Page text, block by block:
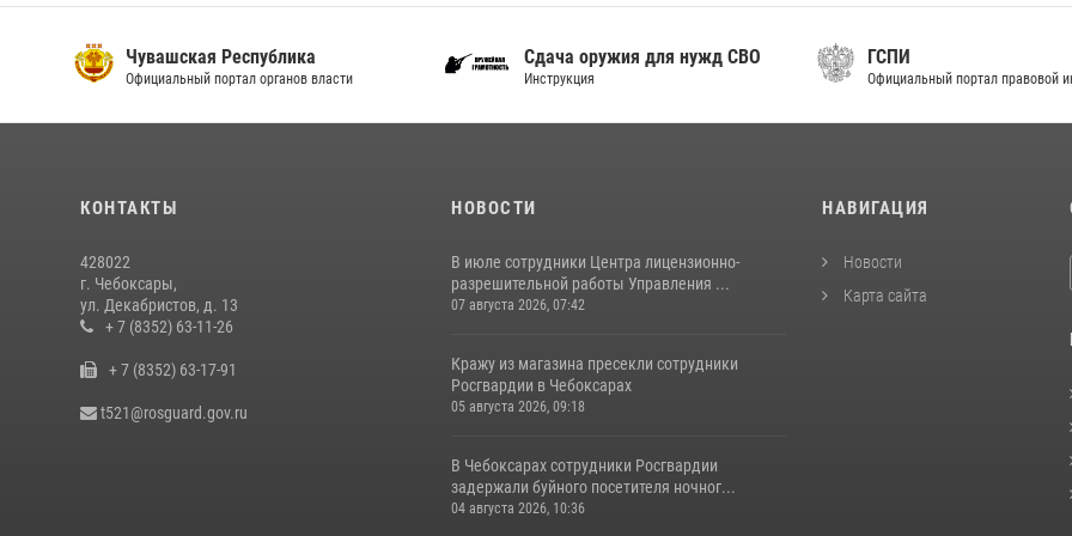
Чувашская Республика
Официальный портал органов власти
Сдача оружия для нужд СВО
Инструкция
ГСПИ
Официальный портал правовой
КОНТАКТЫ
428022
г. Чебоксары,
ул. Декабристов, д. 13
+ 7 (8352) 63-11-26
+ 7 (8352) 63-17-91
t521@rosguard.gov.ru
НОВОСТИ
В июле сотрудники Центра лицензионно-
разрешительной работы Управления ...
07 августа 2026, 07:42
Кражу из магазина пресекли сотрудники
Росгвардии в Чебоксарах
05 августа 2026, 09:18
В Чебоксарах сотрудники Росгвардии
задержали буйного посетителя ночног...
04 августа 2026, 10:36
НАВИГАЦИЯ
Новости
Карта сайта